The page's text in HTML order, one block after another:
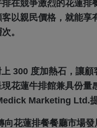
在競爭激烈的花蓮排
以親民價格，就能享
。
300 度加熱石，讓顧
花蓮牛排館兼具份量
Marketing Ltd.提
向花蓮排餐餐廳市場發